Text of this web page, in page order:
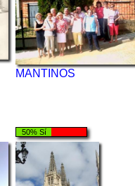
MANTINOS
50% Sí